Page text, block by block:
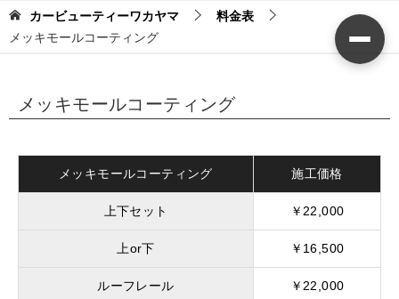
カービューティーワカヤマ
料金表
メッキモールコーティング
メッキモールコーティング
メッキモールコーティング 施工価格
上下セット ￥22,000
上or下 ￥16,500
ルーフレール ￥22,000